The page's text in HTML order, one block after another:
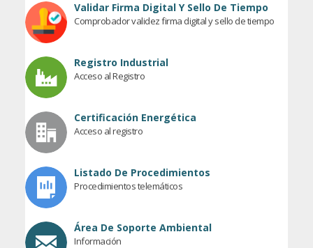
Validar Firma Digital Y Sello De Tiempo
Comprobador validez firma digital y sello de tiempo
Registro Industrial
Acceso al Registro
Certificación Energética
Acceso al registro
Listado De Procedimientos
Procedimientos telemáticos
Área De Soporte Ambiental
Información